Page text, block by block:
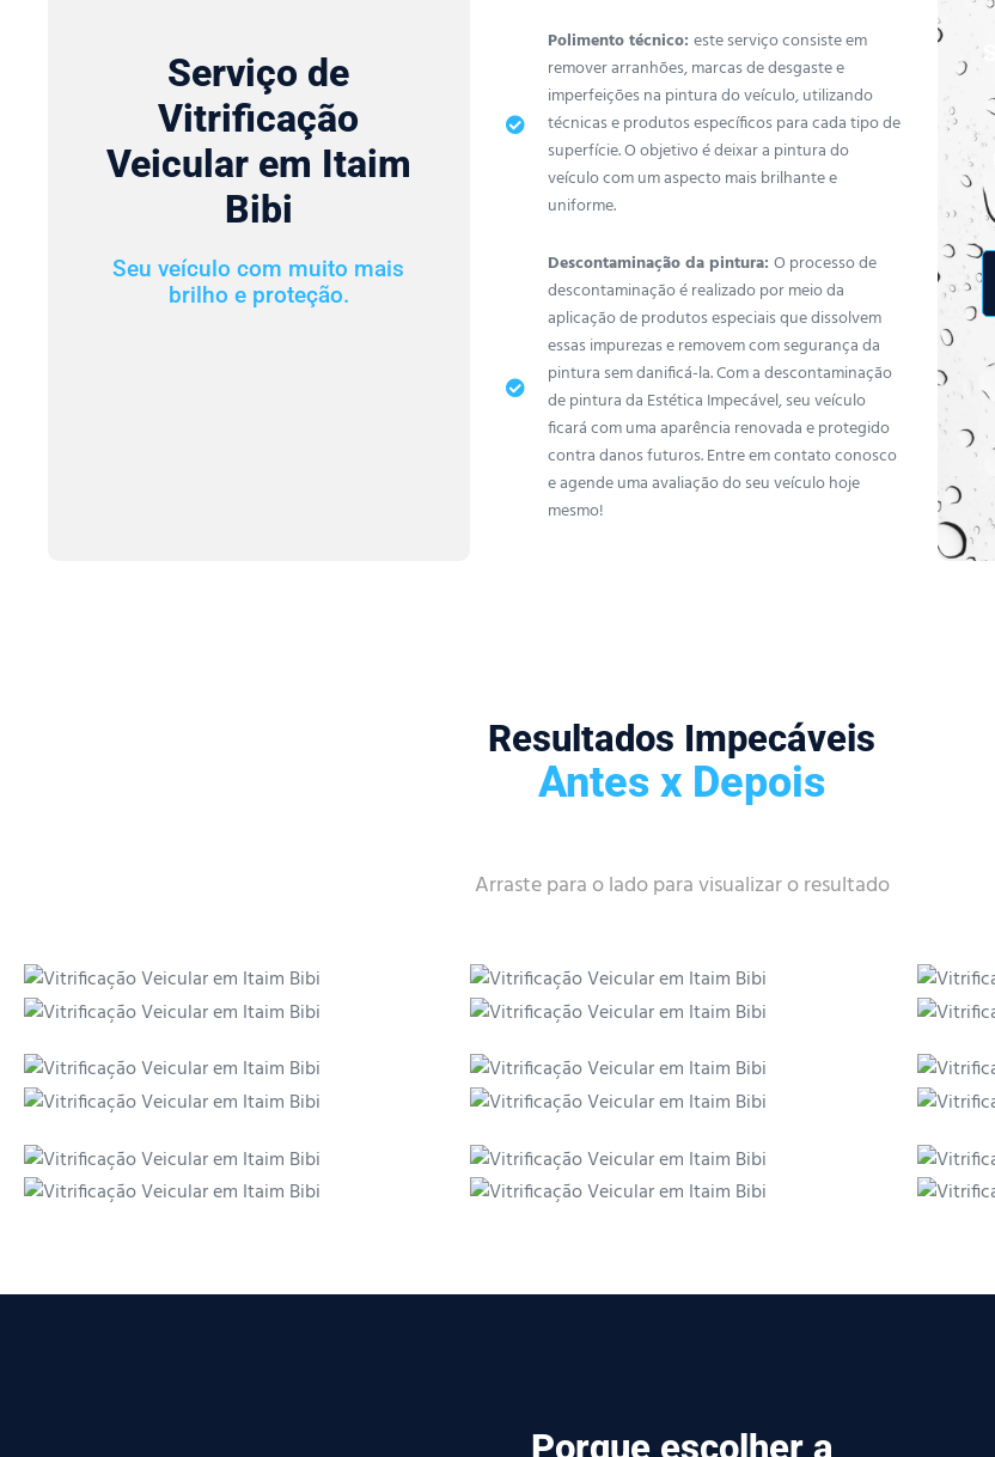
Serviço de
Vitrificação
Veicular em Itaim
Bibi
Seu veículo com muito mais
brilho e proteção.
Polimento técnico: este serviço consiste em
remover arranhões, marcas de desgaste e
imperfeições na pintura do veículo, utilizando
técnicas e produtos específicos para cada tipo de
superfície. O objetivo é deixar a pintura do
veículo com um aspecto mais brilhante e
uniforme.
Descontaminação da pintura: O processo de
descontaminação é realizado por meio da
aplicação de produtos especiais que dissolvem
essas impurezas e removem com segurança da
pintura sem danificá-la. Com a descontaminação
de pintura da Estética Impecável, seu veículo
ficará com uma aparência renovada e protegido
contra danos futuros. Entre em contato conosco
e agende uma avaliação do seu veículo hoje
mesmo!
Resultados Impecáveis
Antes x Depois
Arraste para o lado para visualizar o resultado
Porque escolher a